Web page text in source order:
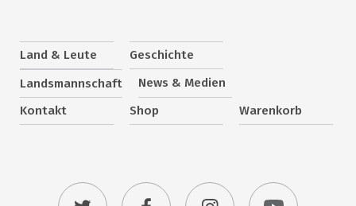
Land & Leute
Geschichte
Landsmannschaft
News & Medien
Kontakt
Shop Warenkorb